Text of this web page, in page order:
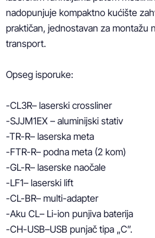
nadopunjuje kompaktno kućište
praktičan, jednostavan za montažu
transport.
Opseg isporuke:
-CL3R– laserski crossliner
-SJJM1EX – aluminijski stativ
-TR-R– laserska meta
-FTR-R– podna meta (2 kom)
-GL-R– laserske naočale
-LF1– laserski lift
-CL-BR– multi-adapter
-Aku CL– Li-ion punjiva baterija
-CH-USB–USB punjač tipa „C”.